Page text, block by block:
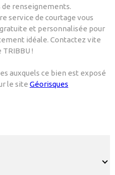
renseignements.
service de courtage vous
et personnalisée pour
idéale. Contactez vite
TRIBBU !
auxquels ce bien est exposé
le site Géorisques